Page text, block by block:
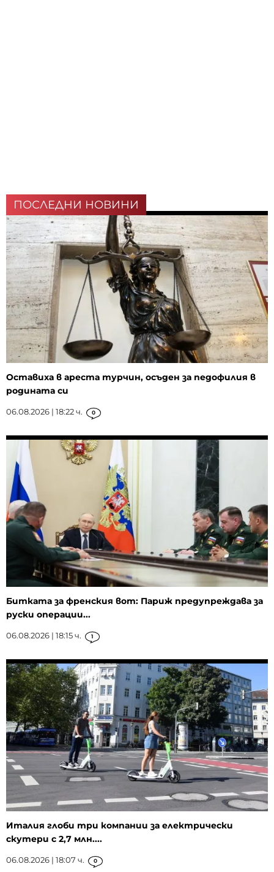
ПОСЛЕДНИ НОВИНИ
Оставиха в ареста турчин, осъден за педофилия в
родината си
06.08.2026 | 18:22 ч. 0
Битката за френския вот: Париж предупреждава за
руски операции...
06.08.2026 | 18:15 ч. 1
Италия глоби три компании за електрически
скутери с 2,7 млн....
06.08.2026 | 18:07 ч. 0